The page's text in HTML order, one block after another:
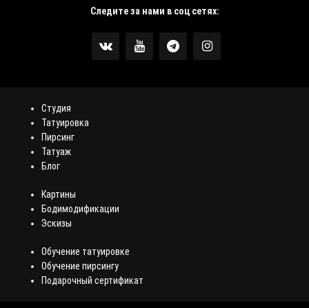
Следите за нами в соц сетях:
Студия
Татуировка
Пирсинг
Татуаж
Блог
Картины
Бодимодификации
Эскизы
Обучение татуировке
Обучение пирсингу
Подарочный сертификат